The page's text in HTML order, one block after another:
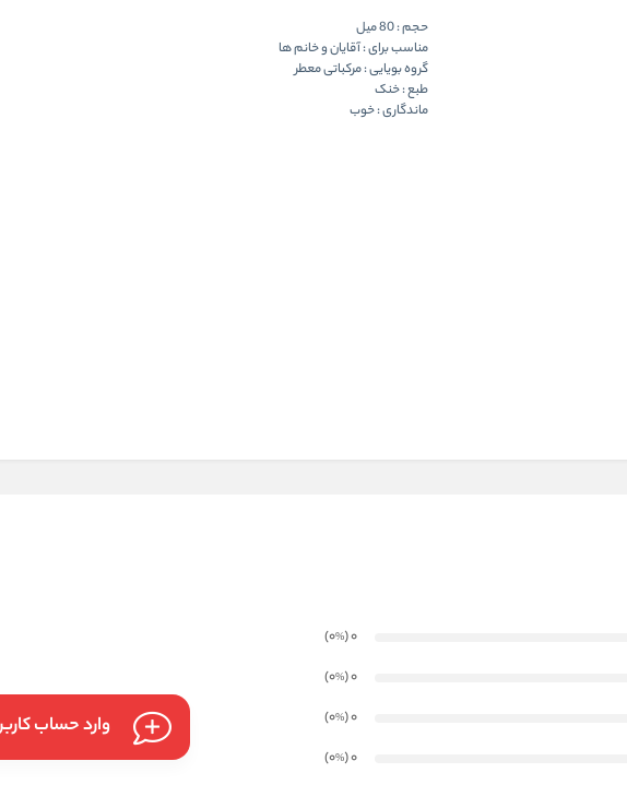
حجم : 80 میل
مناسب برای : آقایان و خانم ها
گروه بویایی : مرکباتی معطر
طبع : خنک
ماندگاری : خوب
0
(0
%
)
0
(0
%
)
0
(0
%
)
0
(0
%
)
وارد حساب